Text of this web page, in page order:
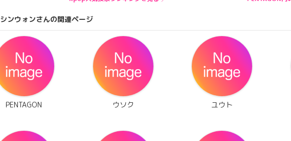
シンウォンさんの関連ページ
PENTAGON ウソク ユウト